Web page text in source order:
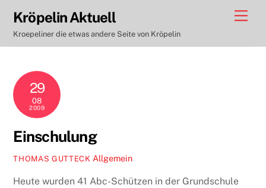
content
Kröpelin Aktuell
Kroepeliner die etwas andere Seite von Kröpelin
29
08
2009
Einschulung
THOMAS GUTTECK Allgemein
Heute wurden 41 Abc-Schützen in der Grundschule